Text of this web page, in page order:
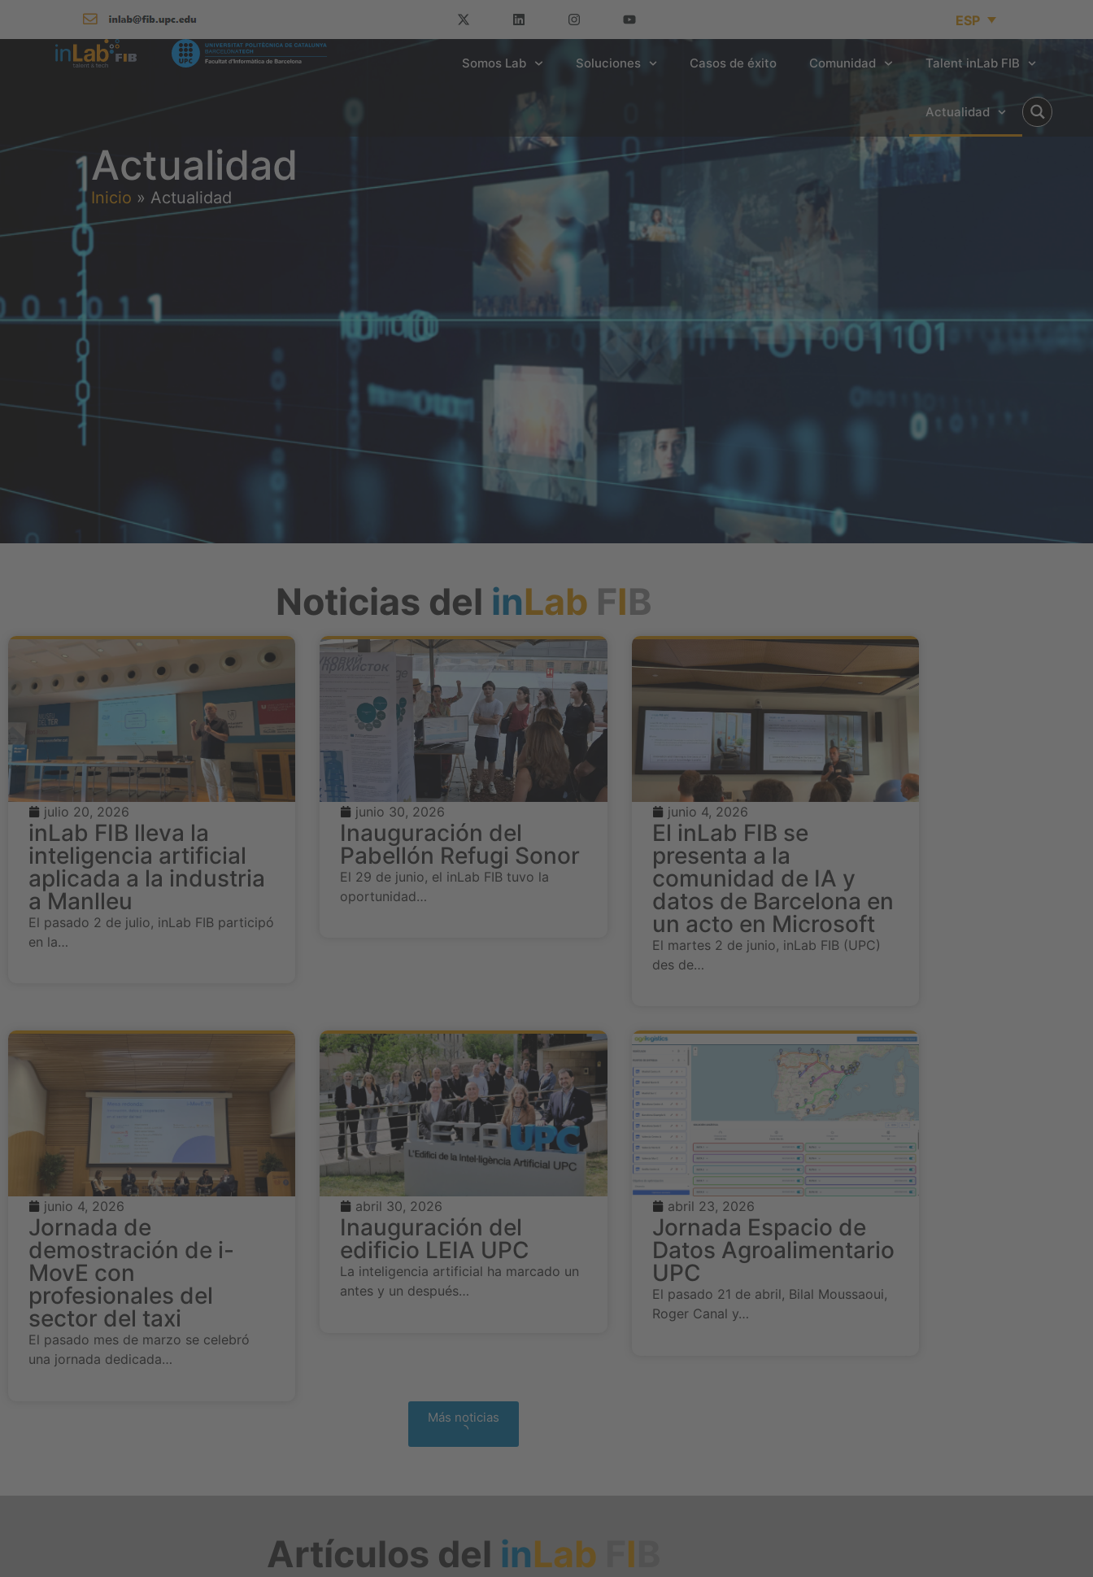
ESP
Somos Lab Soluciones Casos de éxito Comunidad Talent inLab FIB
Actualidad
Actualidad
Inicio » Actualidad
Noticias del inLab FIB
julio 20, 2026
inLab FIB lleva la
inteligencia artificial
aplicada a la industria
a Manlleu
El pasado 2 de julio, inLab FIB participó
en la…
junio 30, 2026
Inauguración del
Pabellón Refugi Sonor
El 29 de junio, el inLab FIB tuvo la
oportunidad…
junio 4, 2026
El inLab FIB se
presenta a la
comunidad de IA y
datos de Barcelona en
un acto en Microsoft
El martes 2 de junio, inLab FIB (UPC)
des de…
junio 4, 2026
Jornada de
demostración de i-
MovE con
profesionales del
sector del taxi
El pasado mes de marzo se celebró
una jornada dedicada…
abril 30, 2026
Inauguración del
edificio LEIA UPC
La inteligencia artificial ha marcado un
antes y un después…
abril 23, 2026
Jornada Espacio de
Datos Agroalimentario
UPC
El pasado 21 de abril, Bilal Moussaoui,
Roger Canal y…
Más noticias
Artículos del inLab I